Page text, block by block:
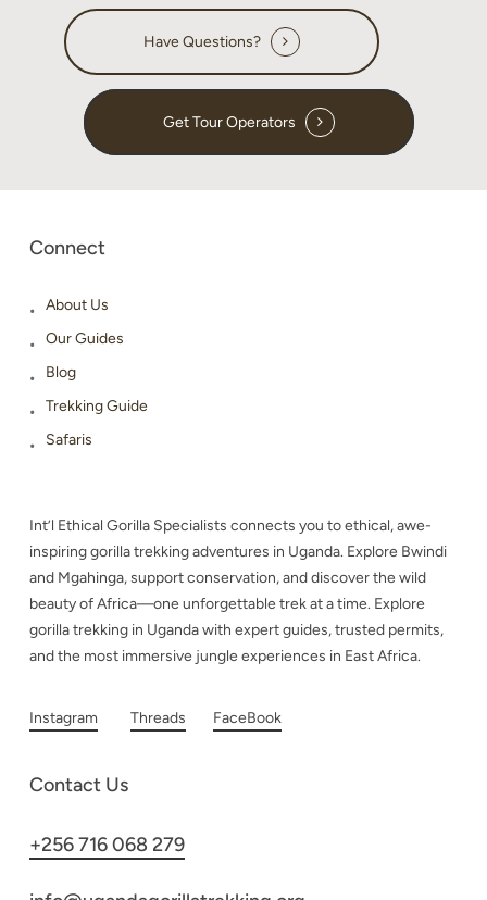
Have Questions?
Get Tour Operators
Connect
About Us
Our Guides
Blog
Trekking Guide
Safaris
Int’l Ethical Gorilla Specialists connects you to ethical, awe-
inspiring gorilla trekking adventures in Uganda. Explore Bwindi
and Mgahinga, support conservation, and discover the wild
beauty of Africa—one unforgettable trek at a time. Explore
gorilla trekking in Uganda with expert guides, trusted permits,
and the most immersive jungle experiences in East Africa.
Instagram Threads FaceBook
Contact Us
+256 716 068 279